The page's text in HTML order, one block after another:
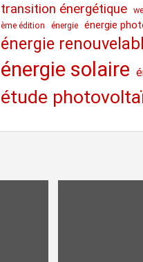
transition énergétique
ème édition énergie énergie
énergie
énergie solaire
étude